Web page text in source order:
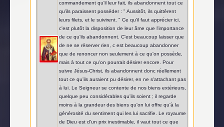
commandement qu'il leur fait, ils abandonnent tout ce
qu'ils paraissent posséder : " Aussitôt, ils quittèrent
leurs filets, et le suivirent. " Ce qu'il faut apprécier ici,
c'est plutôt la disposition de leur âme que l'importance
de ce qu'ils abandonnent. C'est beaucoup laisser que
de ne se réserver rien, c est beaucoup abandonner
que de renoncer non seulement à ce qu'on possède,
mais à tout ce qu'on pourrait désirer encore. Pour
suivre Jésus-Christ, ils abandonnent donc réellement
tout ce qu'ils auraient pu désirer, en ne s'attachant pas
à lui. Le Seigneur se contente de nos biens extérieurs,
quelque peu considérables qu'ils soient ; il regarde
moins à la grandeur des biens qu'on lui offre qu'à la
générosité du sentiment qui les lui sacrifie. Le royaume
de Dieu est d'un prix inestimable, il vaut tout ce que